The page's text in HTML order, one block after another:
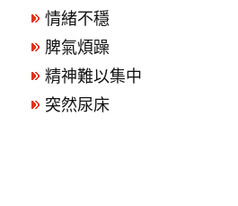
情緒不穩
脾氣煩躁
精神難以集中
突然尿床